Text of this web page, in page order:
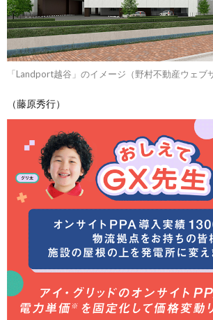
「Landport越谷」のイメージ（野村不動産ウェブ
（藤原秀行）